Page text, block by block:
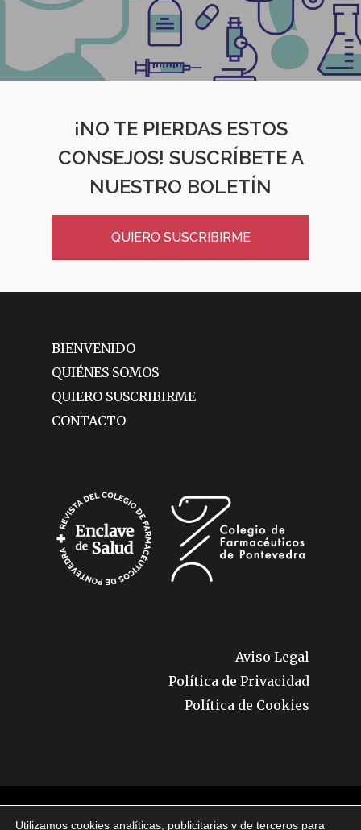
¡NO TE PIERDAS ESTOS
CONSEJOS! SUSCRÍBETE A
NUESTRO BOLETÍN
QUIERO SUSCRIBIRME
BIENVENIDO
QUIÉNES SOMOS
QUIERO SUSCRIBIRME
CONTACTO
Aviso Legal
Política de Privacidad
Política de Cookies
Utilizamos cookies analíticas, publicitarias y de terceros para